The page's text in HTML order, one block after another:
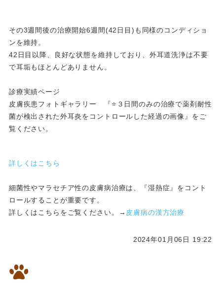
その3週間後の治療開始6週間(42日目)も同様のコンディショ
ンを維持。
42日目以降、良好な状態を維持しており、外耳道洗浄は不要
で耳垢もほとんどありません。
診療実績ページ
皮膚疾患フォトギャラリー 『⭐️３日間のみの治療で薬剤耐性
菌が検出された外耳炎をコントロールした経過の画像』をご
覧ください。
詳しくはこちら
細菌性やマラセチア性の皮膚病治療は、『湿熱症』をコント
ロールすることが重要です。
詳しくはこちらをご覧ください。→ 皮膚病の漢方治療
2024年01月06日 19:22